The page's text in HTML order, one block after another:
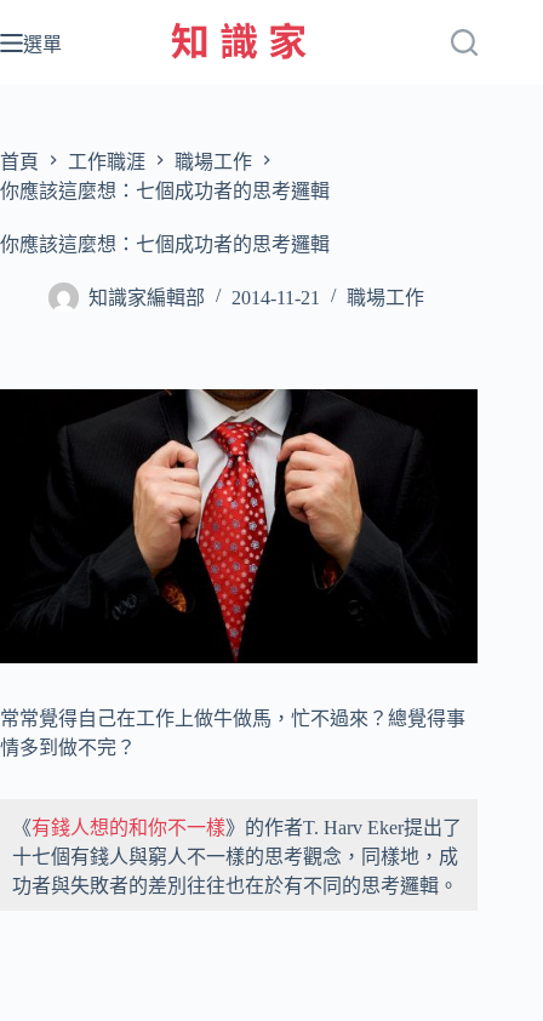
至
容
選單
首頁 工作職涯
職場工作
你應該這麼想：七個成功者的思考邏輯
你應該這麼想：七個成功者的思考邏輯
知識家編輯部 2014-11-21 職場工作
常常覺得自己在工作上做牛做馬，忙不過來？總覺得事
情多到做不完？
《有錢人想的和你不一樣》的作者T. Harv Eker提出了
十七個有錢人與窮人不一樣的思考觀念，同樣地，成
功者與失敗者的差別往往也在於有不同的思考邏輯。